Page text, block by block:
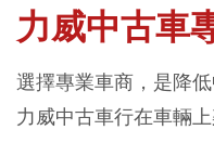
力威中古車
選擇專業車商，是降
力威中古車行在車輛